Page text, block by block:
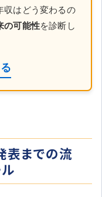
収はどう変わるの
の可能性を診断し
表までの流